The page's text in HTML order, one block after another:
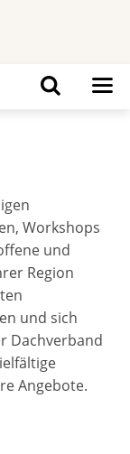
Workshops
und
Region
und sich
Dachverband
Angebote.